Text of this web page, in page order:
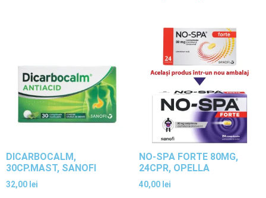
DICARBOCALM,
30CP.MAST, SANOFI
32,00 lei
NO-SPA FORTE 80MG,
24CPR, OPELLA
40,00 lei